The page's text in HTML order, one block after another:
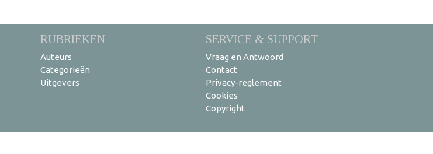
RUBRIEKEN
Auteurs
Categorieën
Uitgevers
SERVICE & SUPPORT
Vraag en Antwoord
Contact
Privacy-reglement
Cookies
Copyright